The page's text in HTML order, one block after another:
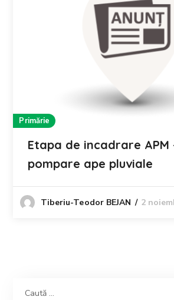
Primărie
Etapa de incadrare APM
pompare ape pluviale
Tiberiu-Teodor BEJAN 2